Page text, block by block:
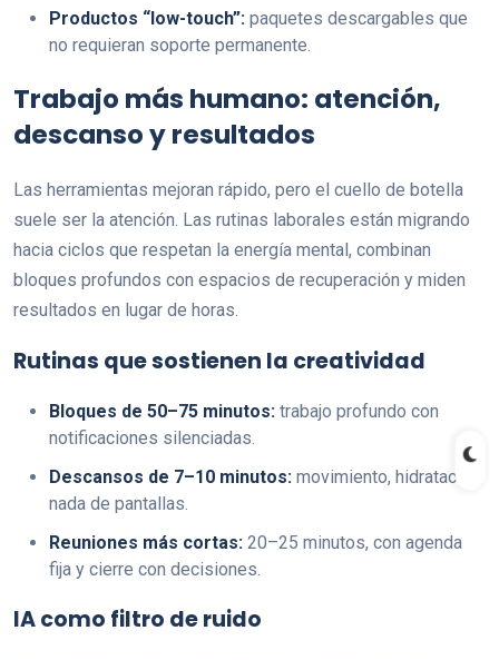
Productos “low-touch”: paquetes descargables que
no requieran soporte permanente.
Trabajo más humano: atención,
descanso y resultados
Las herramientas mejoran rápido, pero el cuello de botella
suele ser la atención. Las rutinas laborales están migrando
hacia ciclos que respetan la energía mental, combinan
bloques profundos con espacios de recuperación y miden
resultados en lugar de horas.
Rutinas que sostienen la creatividad
Bloques de 50–75 minutos: trabajo profundo con
notificaciones silenciadas.
Descansos de 7–10 minutos: movimiento, hidratación,
nada de pantallas.
Reuniones más cortas: 20–25 minutos, con agenda
fija y cierre con decisiones.
IA como filtro de ruido